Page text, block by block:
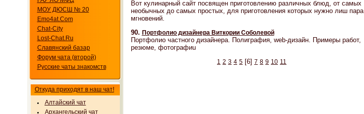
МОУ ДЮСШ № 20
Emo4at.Com
Chat-City
Lost-Chat.Ru
Славянский базар
Форум чата (второй)
Русские чаты знакомств
Откуда приходят в наш чат!
Алтайский чат
Архангельский чат
Вот кулинарный сайт посвящен приготовлению различных блюд, от самых
необычных до самых простых, для приготовления которых нужно лиш пара
мгновений.
90. Портфолио дизайнера Виткории Соболевой
Портфолио частного дизайнера. Полиграфия, web-дизайн. Примеры работ,
резюме, фотографиu
1 2 3 4 5 [6] 7 8 9 10 11